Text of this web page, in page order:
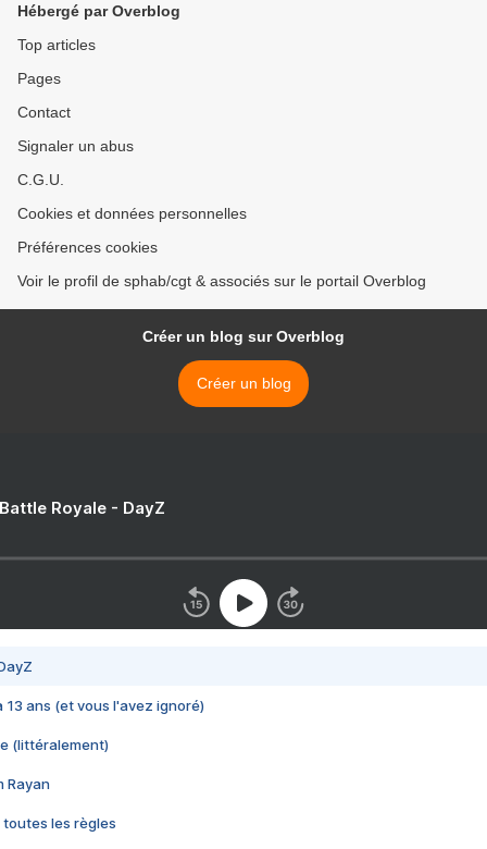
Hébergé par Overblog
Top articles
Pages
Contact
Signaler un abus
C.G.U.
Cookies et données personnelles
Préférences cookies
Voir le profil de sphab/cgt & associés sur le portail Overblog
Créer un blog sur Overblog
Créer un blog
Royale - DayZ
13 ans (et vous l'avez ignoré)
(littéralement)
Rayan
toutes les règles